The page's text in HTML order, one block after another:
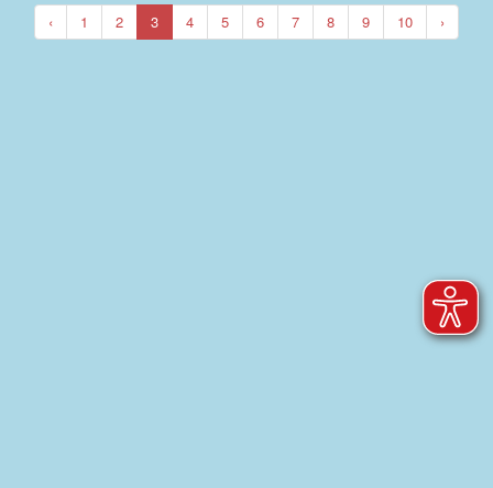
‹ 1 2 3 4 5 6 7 8 9 10 ›